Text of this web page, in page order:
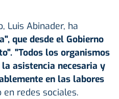
Luis Abinader, ha
que desde el Gobierno
"Todos los organismos
asistencia necesaria y
en las labores
en redes sociales.